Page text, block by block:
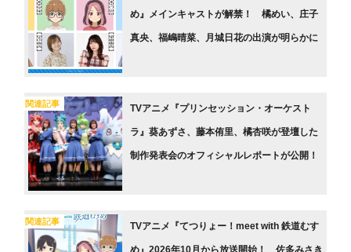
め』メインキャストが解禁！ 橘めい、庄子
真央、福嶋晴菜、月城日花の出演が明らかに
関連記事 TVアニメ『プリンセッション・オーケスト
ラ』葵あずさ、藤本侑⾥、橘杏咲が登壇した
制作発表会のオフィシャルレポートが公開！
関連記事 TVアニメ『てつりょー！meet with 鉄道むす
め』2026年10月から放送開始！ 佐多みさき